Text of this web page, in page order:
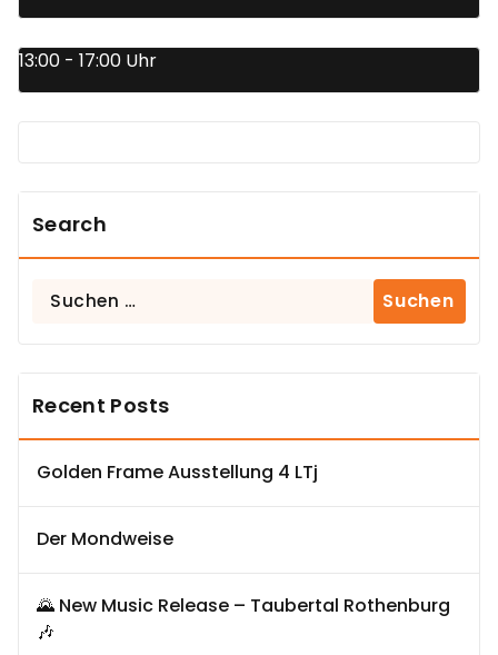
13:00 - 17:00 Uhr
Search
Suchen
Recent Posts
Golden Frame Ausstellung 4 LTj
Der Mondweise
🌄 New Music Release – Taubertal Rothenburg
🎶